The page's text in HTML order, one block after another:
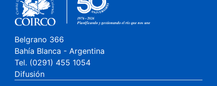
Belgrano 366
Bahía Blanca - Argentina
Tel. (0291) 455 1054
Difusión